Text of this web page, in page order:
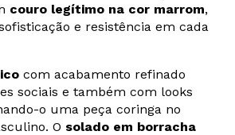
couro legítimo na cor marrom,
e resistência em cada
com acabamento refinado
sociais e também com looks
o uma peça coringa no
O solado em borracha